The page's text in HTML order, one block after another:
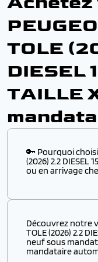
TOLE
DIESEL
TAILLE
🔑 Pourquoi
(2026) 2.2 DIESEL
ou en arrivage
Choisir ce modèle
✔️ D’obtenir un
sans attendre
Découvrez notre
TOLE (2026) 2.2
neuf sous
mandataire